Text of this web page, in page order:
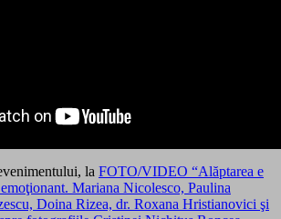
la FOTO/VIDEO “Alăptarea e
Mariana Nicolesco, Paulina
Doina Rizea, dr. Roxana Hristianovici şi